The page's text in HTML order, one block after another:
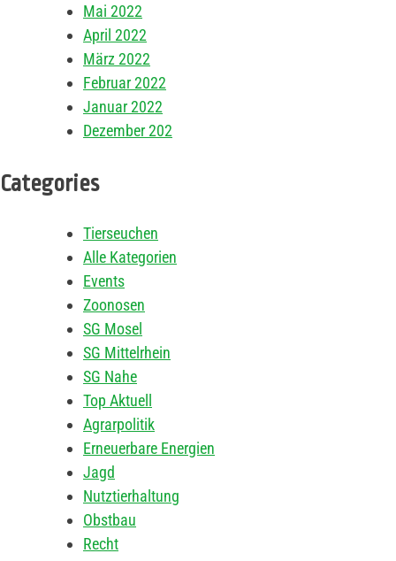
Mai 2022
April 2022
März 2022
Februar 2022
Januar 2022
Dezember 202
Categories
Tierseuchen
Alle Kategorien
Events
Zoonosen
SG Mosel
SG Mittelrhein
SG Nahe
Top Aktuell
Agrarpolitik
Erneuerbare Energien
Jagd
Nutztierhaltung
Obstbau
Recht